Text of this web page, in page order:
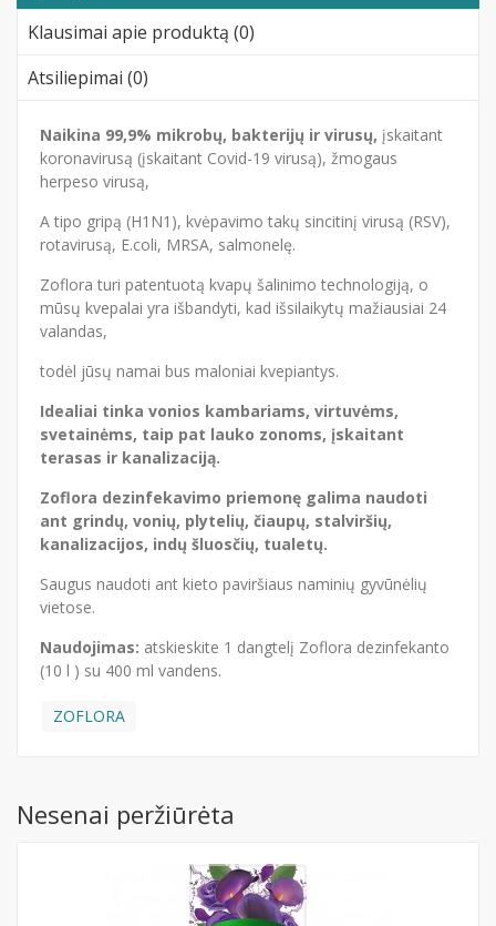
Klausimai apie produktą (0)
Atsiliepimai (0)
Naikina 99,9% mikrobų, bakterijų ir virusų, įskaitant
koronavirusą (įskaitant Covid-19 virusą), žmogaus
herpeso virusą,
A tipo gripą (H1N1), kvėpavimo takų sincitinį virusą (RSV),
rotavirusą, E.coli, MRSA, salmonelę.
Zoflora turi patentuotą kvapų šalinimo technologiją, o
mūsų kvepalai yra išbandyti, kad išsilaikytų mažiausiai 24
valandas,
todėl jūsų namai bus maloniai kvepiantys.
Idealiai tinka vonios kambariams, virtuvėms,
svetainėms, taip pat lauko zonoms, įskaitant
terasas ir kanalizaciją.
Zoflora dezinfekavimo priemonę galima naudoti
ant grindų, vonių, plytelių, čiaupų, stalviršių,
kanalizacijos, indų šluosčių, tualetų.
Saugus naudoti ant kieto paviršiaus naminių gyvūnėlių
vietose.
Naudojimas: atskieskite 1 dangtelį Zoflora dezinfekanto
(10 l ) su 400 ml vandens.
ZOFLORA
Nesenai peržiūrėta